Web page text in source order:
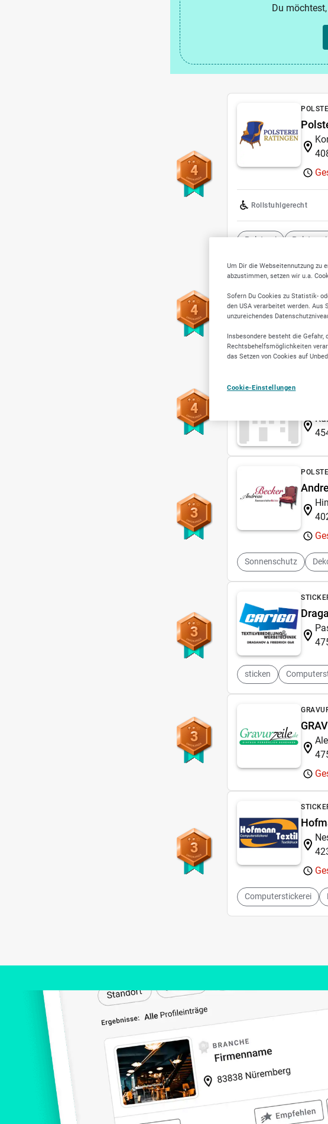
Du
4
Rollstuhlgerecht
Polsterei
4
Rahn
Schnellzeichner
4
3
Sonnenschutz
3
sticken
3
3
Computerstickerei
Um Dir die Webseitennutzung zu
abzustimmen, setzen wir u.a.
Sofern Du Cookies zu Statistik-
den USA verarbeitet werden. Aus
unzureichendes
Insbesondere besteht die Gefahr,
Rechtsbehelfsmöglichkeiten
das Setzen von Cookies auf
Cookie-Einstellungen